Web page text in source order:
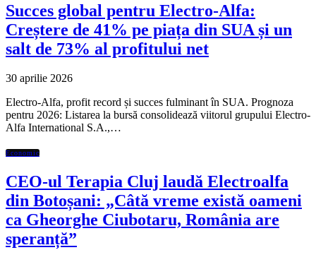
Succes global pentru Electro-Alfa:
Creștere de 41% pe piața din SUA și un
salt de 73% al profitului net
30 aprilie 2026
Electro-Alfa, profit record și succes fulminant în SUA. Prognoza
pentru 2026: Listarea la bursă consolidează viitorul grupului Electro-
Alfa International S.A.,…
Economic
CEO-ul Terapia Cluj laudă Electroalfa
din Botoșani: „Câtă vreme există oameni
ca Gheorghe Ciubotaru, România are
speranță”